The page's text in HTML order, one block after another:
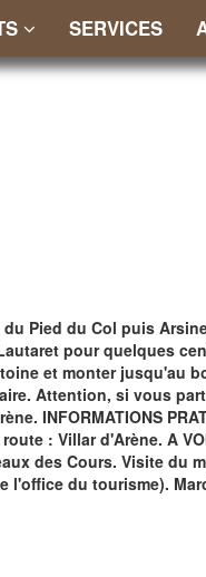
SERVICES
Pied du Col puis
pour quelques
et monter jusqu'au
Attention, si vous
INFORMATIONS
: Villar d'Arène. A
des Cours. Visite du
du tourisme).